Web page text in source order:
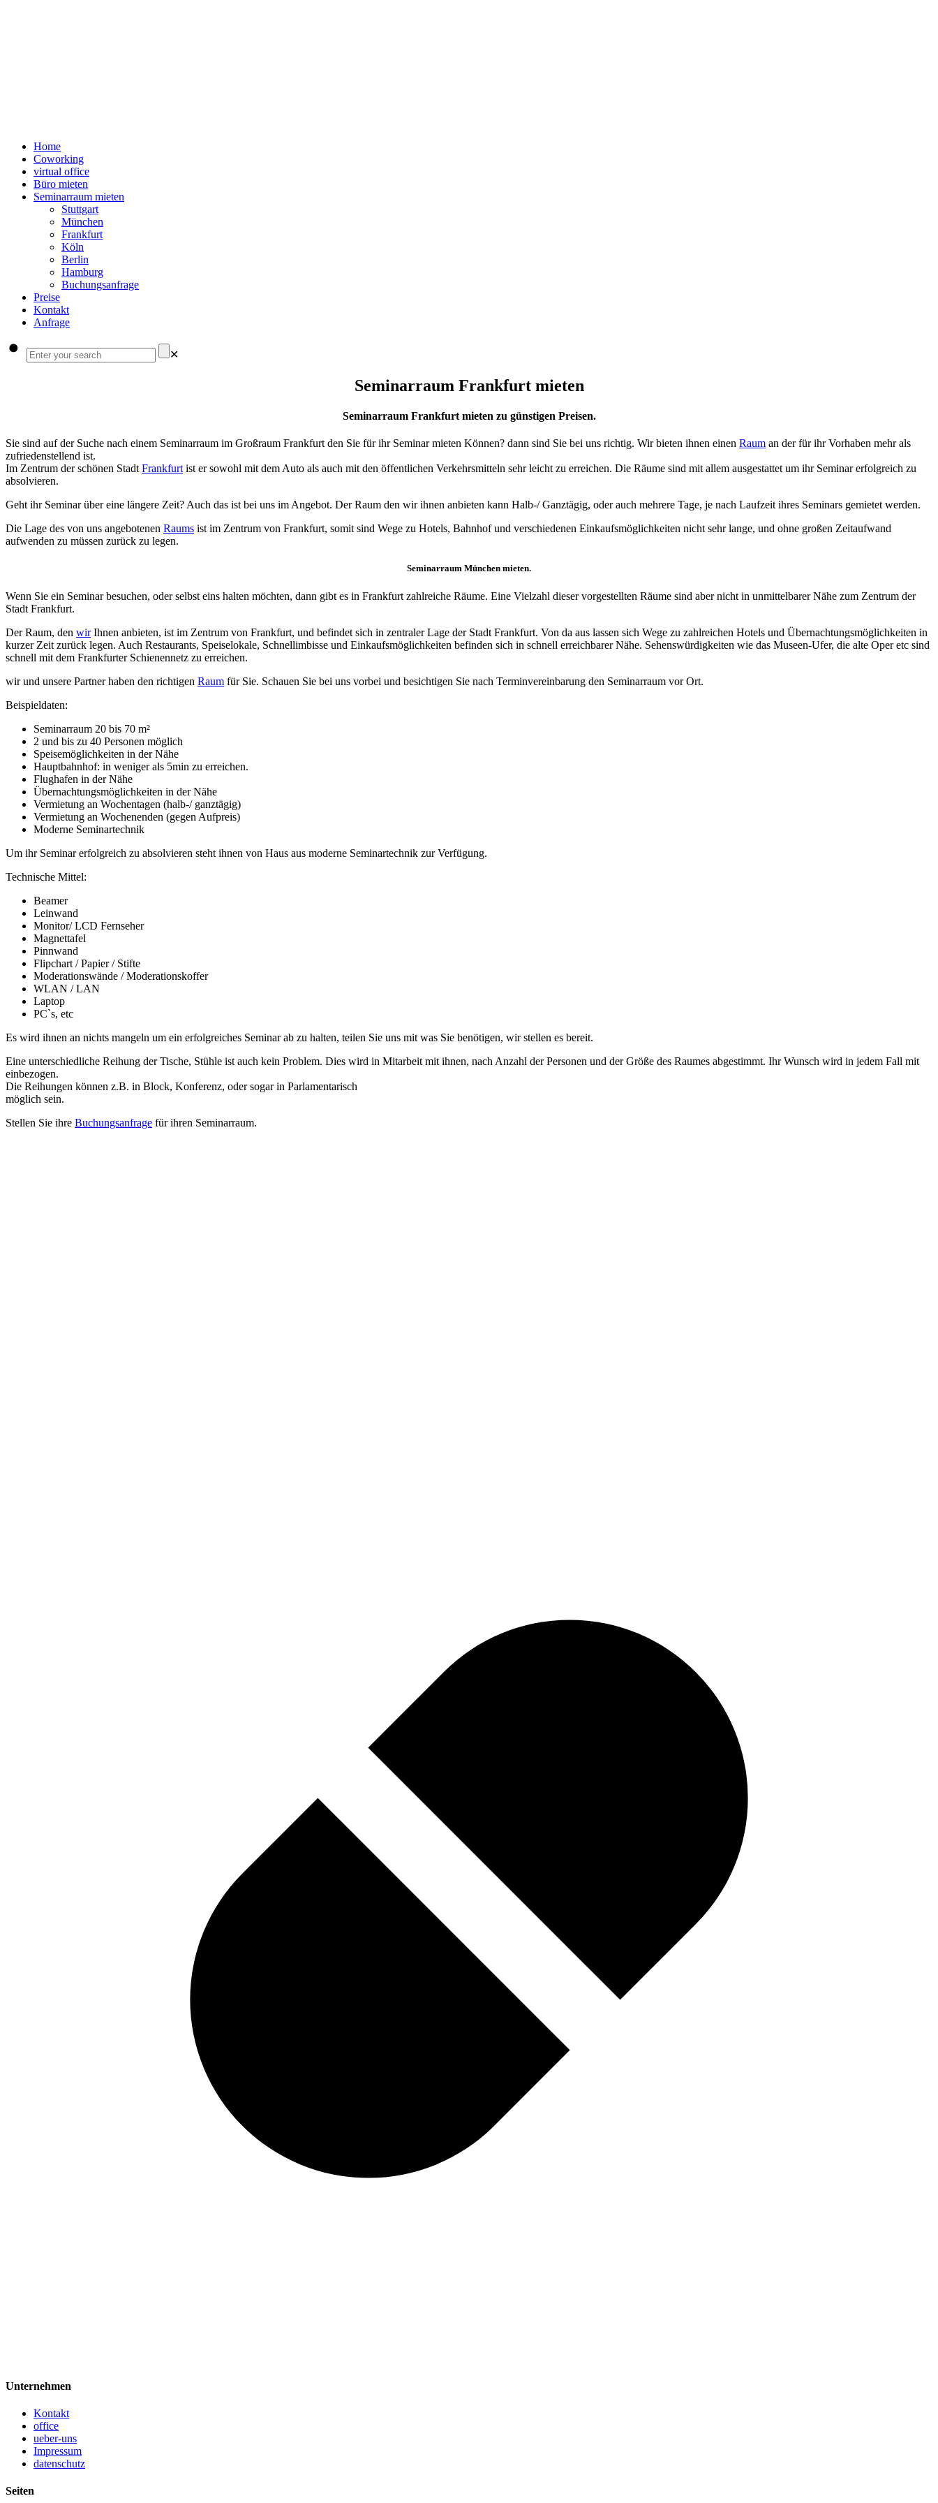
Home
Coworking
virtual office
Büro mieten
Seminarraum mieten
Stuttgart
München
Frankfurt
Köln
Berlin
Hamburg
Buchungsanfrage
Preise
Kontakt
Anfrage
✕
Seminarraum Frankfurt mieten
Seminarraum Frankfurt mieten zu günstigen Preisen.
Sie sind auf der Suche nach einem Seminarraum im Großraum Frankfurt den Sie für ihr Seminar mieten Können? dann sind Sie bei uns richtig. Wir bieten ihnen einen Raum an der für ihr Vorhaben mehr als
zufriedenstellend ist.
Im Zentrum der schönen Stadt Frankfurt ist er sowohl mit dem Auto als auch mit den öffentlichen Verkehrsmitteln sehr leicht zu erreichen. Die Räume sind mit allem ausgestattet um ihr Seminar erfolgreich zu
absolvieren.
Geht ihr Seminar über eine längere Zeit? Auch das ist bei uns im Angebot. Der Raum den wir ihnen anbieten kann Halb-/ Ganztägig, oder auch mehrere Tage, je nach Laufzeit ihres Seminars gemietet werden.
Die Lage des von uns angebotenen Raums ist im Zentrum von Frankfurt, somit sind Wege zu Hotels, Bahnhof und verschiedenen Einkaufsmöglichkeiten nicht sehr lange, und ohne großen Zeitaufwand
aufwenden zu müssen zurück zu legen.
Seminarraum München mieten.
Wenn Sie ein Seminar besuchen, oder selbst eins halten möchten, dann gibt es in Frankfurt zahlreiche Räume. Eine Vielzahl dieser vorgestellten Räume sind aber nicht in unmittelbarer Nähe zum Zentrum der
Stadt Frankfurt.
Der Raum, den wirIhnen anbieten, ist im Zentrum von Frankfurt, und befindet sich in zentraler Lage der Stadt Frankfurt. Von da aus lassen sich Wege zu zahlreichen Hotels und Übernachtungsmöglichkeiten in
kurzer Zeit zurück legen. Auch Restaurants, Speiselokale, Schnellimbisse und Einkaufsmöglichkeiten befinden sich in schnell erreichbarer Nähe. Sehenswürdigkeiten wie das Museen-Ufer, die alte Oper etc sind
schnell mit dem Frankfurter Schienennetz zu erreichen.
wir und unsere Partner haben den richtigen Raum für Sie. Schauen Sie bei uns vorbei und besichtigen Sie nach Terminvereinbarung den Seminarraum vor Ort.
Beispieldaten:
Seminarraum 20 bis 70 m²
2 und bis zu 40 Personen möglich
Speisemöglichkeiten in der Nähe
Hauptbahnhof: in weniger als 5min zu erreichen.
Flughafen in der Nähe
Übernachtungsmöglichkeiten in der Nähe
Vermietung an Wochentagen (halb-/ ganztägig)
Vermietung an Wochenenden (gegen Aufpreis)
Moderne Seminartechnik
Um ihr Seminar erfolgreich zu absolvieren steht ihnen von Haus aus moderne Seminartechnik zur Verfügung.
Technische Mittel:
Beamer
Leinwand
Monitor/ LCD Fernseher
Magnettafel
Pinnwand
Flipchart / Papier / Stifte
Moderationswände / Moderationskoffer
WLAN / LAN
Laptop
PC`s, etc
Es wird ihnen an nichts mangeln um ein erfolgreiches Seminar ab zu halten, teilen Sie uns mit was Sie benötigen, wir stellen es bereit.
Eine unterschiedliche Reihung der Tische, Stühle ist auch kein Problem. Dies wird in Mitarbeit mit ihnen, nach Anzahl der Personen und der Größe des Raumes abgestimmt. Ihr Wunsch wird in jedem Fall mit
einbezogen.
Die Reihungen können z.B. in Block, Konferenz, oder sogar in Parlamentarisch
möglich sein.
Stellen Sie ihre Buchungsanfrage für ihren Seminarraum.
Unternehmen
Kontakt
office
ueber-uns
Impressum
datenschutz
Seiten